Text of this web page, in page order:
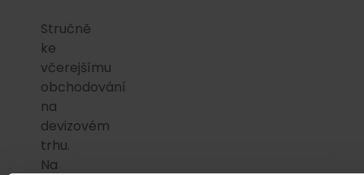
Stručně
ke
včerejšímu
obchodování
na
devizovém
trhu.
Na